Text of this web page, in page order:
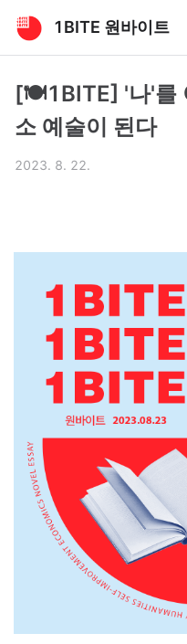
1BITE 원바이트
[🍽1BITE] '나'를
소 예술이 된다
2023. 8. 22.